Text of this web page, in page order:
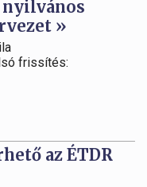
nyilvános
»
frissítés:
az ÉTDR